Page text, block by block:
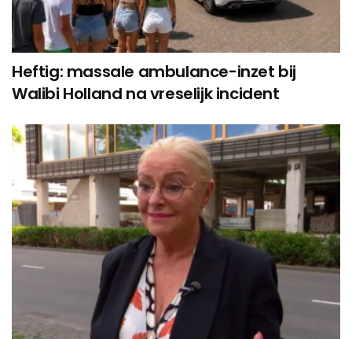
Heftig: massale ambulance-inzet bij
Walibi Holland na vreselijk incident